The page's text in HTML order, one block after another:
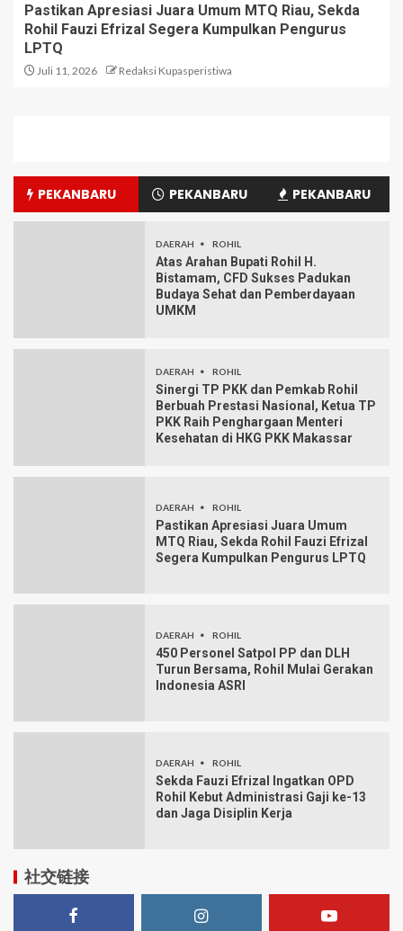
Pastikan Apresiasi Juara Umum MTQ Riau, Sekda
Rohil Fauzi Efrizal Segera Kumpulkan Pengurus
LPTQ
Juli 11, 2026 Redaksi Kupasperistiwa
PEKANBARU PEKANBARU PEKANBARU
DAERAH ROHIL
Atas Arahan Bupati Rohil H.
Bistamam, CFD Sukses Padukan
Budaya Sehat dan Pemberdayaan
UMKM
DAERAH ROHIL
Sinergi TP PKK dan Pemkab Rohil
Berbuah Prestasi Nasional, Ketua TP
PKK Raih Penghargaan Menteri
Kesehatan di HKG PKK Makassar
DAERAH ROHIL
Pastikan Apresiasi Juara Umum
MTQ Riau, Sekda Rohil Fauzi Efrizal
Segera Kumpulkan Pengurus LPTQ
DAERAH ROHIL
450 Personel Satpol PP dan DLH
Turun Bersama, Rohil Mulai Gerakan
Indonesia ASRI
DAERAH ROHIL
Sekda Fauzi Efrizal Ingatkan OPD
Rohil Kebut Administrasi Gaji ke-13
dan Jaga Disiplin Kerja
社交链接